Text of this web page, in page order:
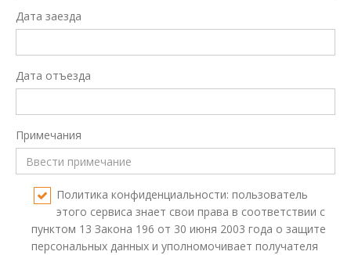
Дата заезда
Дата отъезда
Примечания
Политика конфиденциальности: пользователь
этого сервиса знает свои права в соответствии с
пунктом 13 Закона 196 от 30 июня 2003 года о защите
персональных данных и уполномочивает получателя